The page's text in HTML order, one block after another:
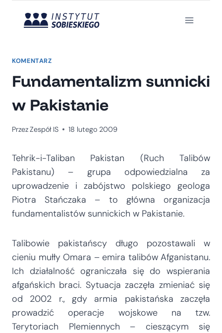
KOMENTARZ
Fundamentalizm sunnicki
w Pakistanie
PrzezZespół IS 18 lutego 2009
Tehrik-i-Taliban Pakistan (Ruch Talibów
Pakistanu) – grupa odpowiedzialna za
uprowadzenie i zabójstwo polskiego geologa
Piotra Stańczaka – to główna organizacja
fundamentalistów sunnickich w Pakistanie.
Talibowie pakistańscy długo pozostawali w
cieniu mułły Omara – emira talibów Afganistanu.
Ich działalność ograniczała się do wspierania
afgańskich braci. Sytuacja zaczęła zmieniać się
od 2002 r., gdy armia pakistańska zaczęła
prowadzić operacje wojskowe na tzw.
Terytoriach Plemiennych – cieszącym się